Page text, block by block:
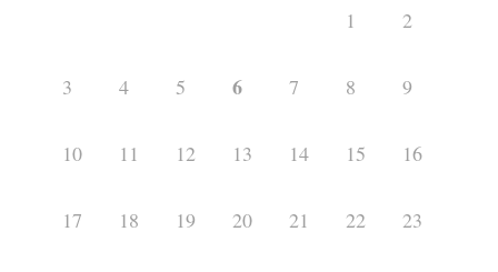
1 2
3 4 5 6 7 8 9
10 11 12 13 14 15 16
17 18 19 20 21 22 23